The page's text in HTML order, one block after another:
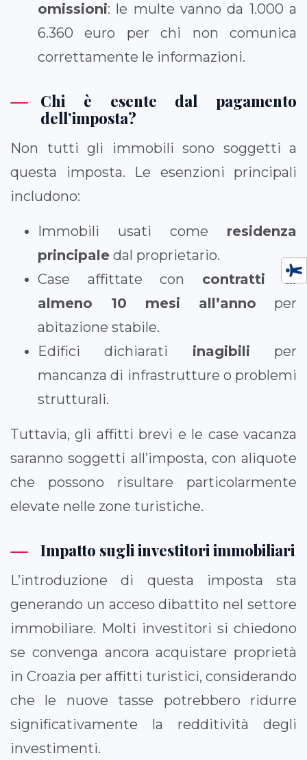
omissioni: le multe vanno da 1.000 a
6.360 euro per chi non comunica
correttamente le informazioni.
Chi è esente dal pagamento
dell’imposta?
Non tutti gli immobili sono soggetti a
questa imposta. Le esenzioni principali
includono:
Immobili usati come residenza
principale dal proprietario.
Case affittate con contratti di
almeno 10 mesi all’anno per
abitazione stabile.
Edifici dichiarati inagibili per
mancanza di infrastrutture o problemi
strutturali.
Tuttavia, gli affitti brevi e le case vacanza
saranno soggetti all’imposta, con aliquote
che possono risultare particolarmente
elevate nelle zone turistiche.
Impatto sugli investitori immobiliari
L’introduzione di questa imposta sta
generando un acceso dibattito nel settore
immobiliare. Molti investitori si chiedono
se convenga ancora acquistare proprietà
in Croazia per affitti turistici, considerando
che le nuove tasse potrebbero ridurre
significativamente la redditività degli
investimenti.